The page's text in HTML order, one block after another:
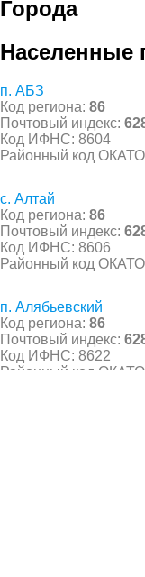
Города
Населенные
п. АБЗ
Код региона: 86
Почтовый индекс:
Код ИФНС: 8604
Районный код
с. Алтай
Код региона: 86
Почтовый индекс:
Код ИФНС: 8606
Районный код
п. Алябьевский
Код региона: 86
Почтовый индекс:
Код ИФНС: 8622
Районный код